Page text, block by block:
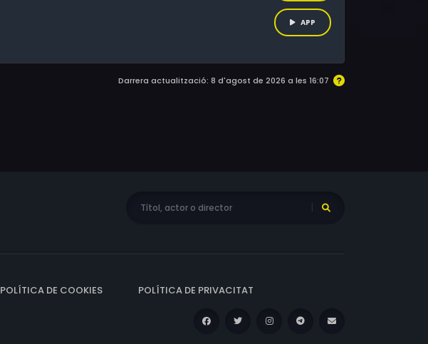
APP
Darrera actualització: 8 d'agost de 2026 a les 16:07
POLÍTICA DE COOKIES POLÍTICA DE PRIVACITAT